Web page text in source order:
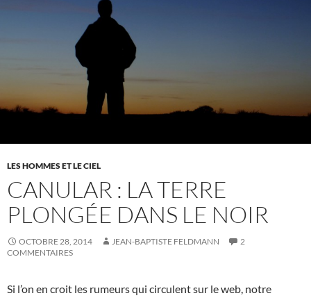
LES HOMMES ET LE CIEL
CANULAR : LA TERRE
PLONGÉE DANS LE NOIR
OCTOBRE 28, 2014 JEAN-BAPTISTE FELDMANN
2
COMMENTAIRES
Si l’on en croit les rumeurs qui circulent sur le web, notre